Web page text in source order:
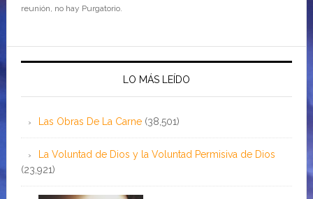
reunión, no hay Purgatorio.
LO MÁS LEÍDO
Las Obras De La Carne (38,501)
La Voluntad de Dios y la Voluntad Permisiva de Dios
(23,921)